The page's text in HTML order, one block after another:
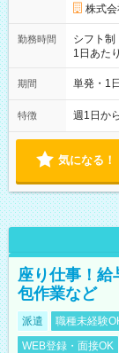
円の場合
円（役割
間】試用
株式
勤務時間
シフト制
1日あた
間は 試
期間 単発・1
特徴 週1日か
気になる！
座り仕事！給
包作業など
派遣 職種未経験
WEB登録・面接OK